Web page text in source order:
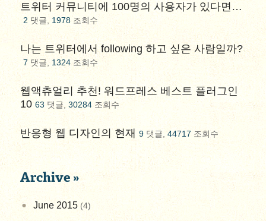
트위터 커뮤니티에 100명의 사용자가 있다면…
2 댓글, 1978조회수
나는 트위터에서 following 하고 싶은 사람일까?
7 댓글, 1324조회수
웹액츄얼리 추천! 워드프레스 베스트 플러그인
10 63댓글, 30284조회수
반응형 웹 디자인의 현재 9댓글, 44717 조회수
Archive »
June 2015(4)